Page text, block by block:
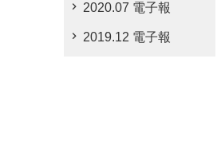
2020.07 電子報
2019.12 電子報